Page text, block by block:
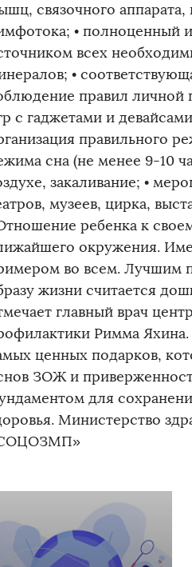
связочного
• полноценный
всех
•
правил личной
с гаджетами и
правильного
сна (не менее 9-10
закаливание; •
музеев, цирка,
ребенка к
окружения.
во всем. Лучшим
жизни считается
главный врач
Римма
ценных подарков,
ЗОЖ и
для
Министерство